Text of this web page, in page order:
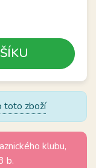
toto zboží
klubu,
b.